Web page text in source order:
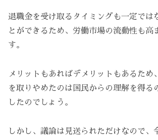
退職金を受け取るタイミングも一定では
とができるため、労働市場の流動性も高
す。
メリットもあればデメリットもあるため
を取りやめたのは国民からの理解を得る
したのでしょう。
しかし、議論は見送られただけなので、